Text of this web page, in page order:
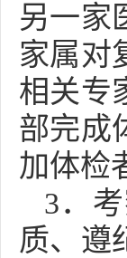
另一家
家属对
相关专
部完成
加体检
3．
质、遵